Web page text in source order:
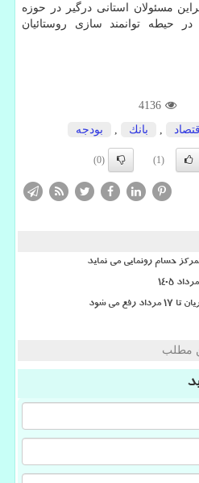
مسئولان استانی درگیر در حوزه
در حیطه توانمند سازی روستائیان
4136
بانك بودجه
(1)
(0)
حسام رونمایی می نماید
می شود
مطلب